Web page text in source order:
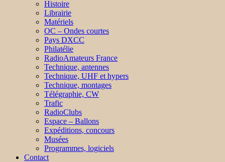
Histoire
Librairie
Matériels
OC – Ondes courtes
Pays DXCC
Philatélie
RadioAmateurs France
Technique, antennes
Technique, UHF et hypers
Technique, montages
Télégraphie, CW
Trafic
RadioClubs
Espace – Ballons
Expéditions, concours
Musées
Programmes, logiciels
Contact